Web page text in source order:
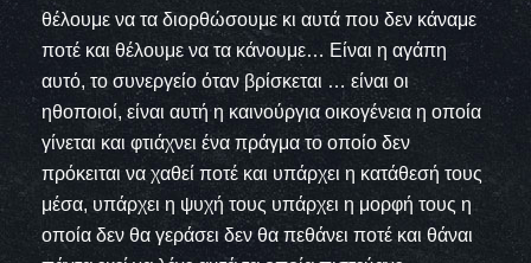
θέλουμε να τα διορθώσουμε κι αυτά που δεν κάναμε
ποτέ και θέλουμε να τα κάνουμε… Είναι η αγάπη
αυτό, το συνεργείο όταν βρίσκεται … είναι οι
ηθοποιοί, είναι αυτή η καινούργια οικογένεια η οποία
γίνεται και φτιάχνει ένα πράγμα το οποίο δεν
πρόκειται να χαθεί ποτέ και υπάρχει η κατάθεσή τους
μέσα, υπάρχει η ψυχή τους υπάρχει η μορφή τους η
οποία δεν θα γεράσει δεν θα πεθάνει ποτέ και θάναι